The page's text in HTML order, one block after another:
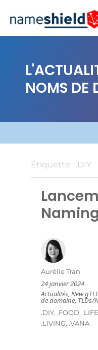
NOMS DE
Étiquette : .DIY
Naming
Auteur
Aurélie Tran
Publié
le
24 janvier 2024
Catégories
Actualités,New
de domaine, TLDs/
Étiquettes
.DIY,.FOOD,
.LIVING,.VANA